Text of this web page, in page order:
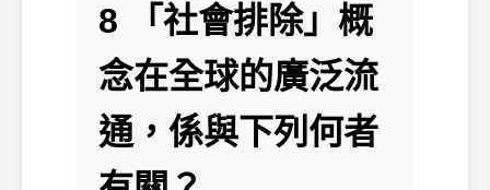
8 「社會排除」概
念在全球的廣泛流
通，係與下列何者